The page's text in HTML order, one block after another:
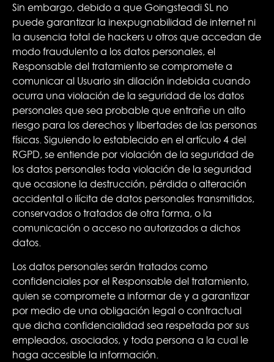
Sin embargo, debido a que Goingsteadi SL no
puede garantizar la inexpugnabilidad de internet ni
la ausencia total de hackers u otros que accedan de
modo fraudulento a los datos personales, el
Responsable del tratamiento se compromete a
comunicar al Usuario sin dilación indebida cuando
ocurra una violación de la seguridad de los datos
personales que sea probable que entrañe un alto
riesgo para los derechos y libertades de las personas
físicas. Siguiendo lo establecido en el artículo 4 del
RGPD, se entiende por violación de la seguridad de
los datos personales toda violación de la seguridad
que ocasione la destrucción, pérdida o alteración
accidental o ilícita de datos personales transmitidos,
conservados o tratados de otra forma, o la
comunicación o acceso no autorizados a dichos
datos.
Los datos personales serán tratados como
confidenciales por el Responsable del tratamiento,
quien se compromete a informar de y a garantizar
por medio de una obligación legal o contractual
que dicha confidencialidad sea respetada por sus
empleados, asociados, y toda persona a la cual le
haga accesible la información.